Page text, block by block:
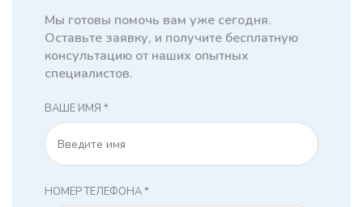
Мы готовы помочь вам уже сегодня.
Оставьте заявку, и получите бесплатную
консультацию от наших опытных
специалистов.
ВАШЕ ИМЯ *
НОМЕР ТЕЛЕФОНА *